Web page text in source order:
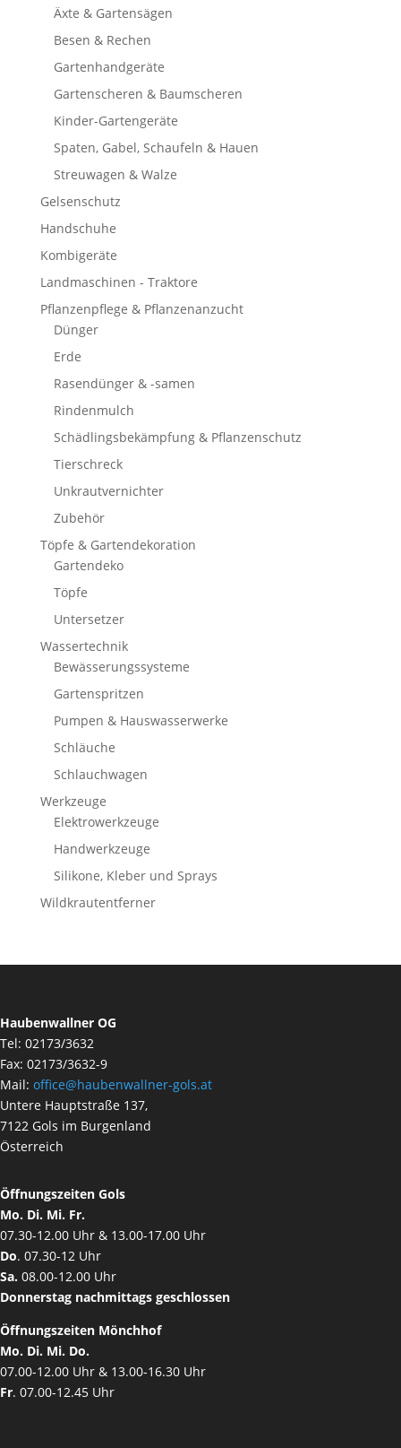
Äxte & Gartensägen
Besen & Rechen
Gartenhandgeräte
Gartenscheren & Baumscheren
Kinder-Gartengeräte
Spaten, Gabel, Schaufeln & Hauen
Streuwagen & Walze
Gelsenschutz
Handschuhe
Kombigeräte
Landmaschinen - Traktore
Pflanzenpflege & Pflanzenanzucht
Dünger
Erde
Rasendünger & -samen
Rindenmulch
Schädlingsbekämpfung & Pflanzenschutz
Tierschreck
Unkrautvernichter
Zubehör
Töpfe & Gartendekoration
Gartendeko
Töpfe
Untersetzer
Wassertechnik
Bewässerungssysteme
Gartenspritzen
Pumpen & Hauswasserwerke
Schläuche
Schlauchwagen
Werkzeuge
Elektrowerkzeuge
Handwerkzeuge
Silikone, Kleber und Sprays
Wildkrautentferner
Haubenwallner OG
Tel: 02173/3632
Fax: 02173/3632-9
Mail: office@haubenwallner-gols.at
Untere Hauptstraße 137,
7122 Gols im Burgenland
Österreich
Öffnungszeiten Gols
Mo. Di. Mi. Fr.
07.30-12.00 Uhr & 13.00-17.00 Uhr
Do. 07.30-12 Uhr
Sa. 08.00-12.00 Uhr
Donnerstag nachmittags geschlossen
Öffnungszeiten Mönchhof
Mo. Di. Mi. Do.
07.00-12.00 Uhr & 13.00-16.30 Uhr
Fr. 07.00-12.45 Uhr